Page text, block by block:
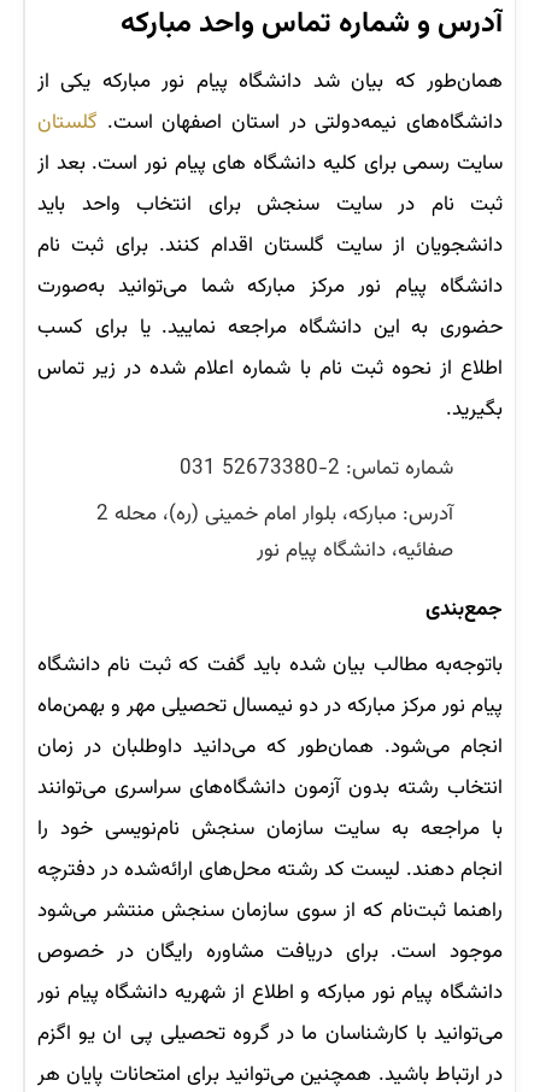
آدرس و شماره تماس واحد مبارکه
همان‌طور که بیان شد دانشگاه پیام نور مبارکه یکی از
دانشگاه‌های نیمه‌دولتی در استان اصفهان است. گلستان
سایت رسمی برای کلیه دانشگاه های پیام نور است. بعد از
ثبت نام در سایت سنجش برای انتخاب واحد باید
دانشجویان از سایت گلستان اقدام کنند. برای ثبت نام
دانشگاه پیام نور مرکز مبارکه شما می‌توانید به‌صورت
حضوری به این دانشگاه مراجعه نمایید. یا برای کسب
اطلاع از نحوه ثبت نام با شماره اعلام شده در زیر تماس
بگیرید.
شماره تماس: 2-52673380 031
آدرس: مبارکه، بلوار امام خمینی (ره)، محله 2
صفائیه، دانشگاه پیام نور
جمع‌بندی
باتوجه‌به مطالب بیان شده باید گفت که ثبت نام دانشگاه
پیام نور مرکز مبارکه در دو نیمسال تحصیلی مهر و بهمن‌ماه
انجام می‌شود. همان‌طور که می‌دانید داوطلبان در زمان
انتخاب رشته بدون آزمون دانشگاه‌های سراسری می‌توانند
با مراجعه به سایت سازمان سنجش نام‌نویسی خود را
انجام دهند. لیست کد رشته محل‌های ارائه‌شده در دفترچه
راهنما ثبت‌نام که از سوی سازمان سنجش منتشر می‌شود
موجود است. برای دریافت مشاوره رایگان در خصوص
دانشگاه پیام نور مبارکه و اطلاع از شهریه دانشگاه پیام نور
می‌توانید با کارشناسان ما در گروه تحصیلی پی ان یو اگزم
در ارتباط باشید. همچنین می‌توانید برای امتحانات پایان هر